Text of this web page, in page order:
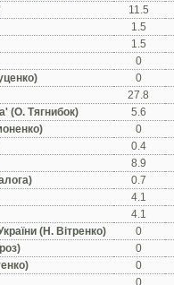
11.5
1.5
1.5
0
0
27.8
(О. Тягнибок)
5.6
0
0.4
8.9
0.7
4.1
4.1
(Н. Вiтренко)
0
0
0
0